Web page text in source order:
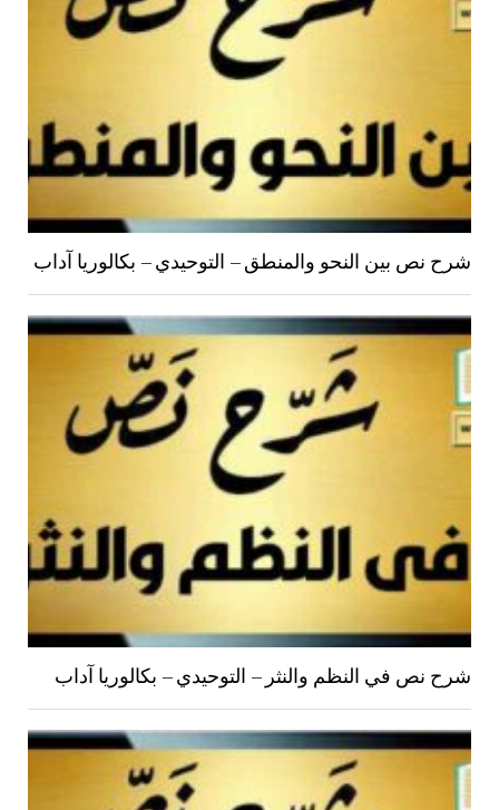
شرح نص بين النحو والمنطق – التوحيدي – بكالوريا آداب
شرح نص في النظم والنثر – التوحيدي – بكالوريا آداب